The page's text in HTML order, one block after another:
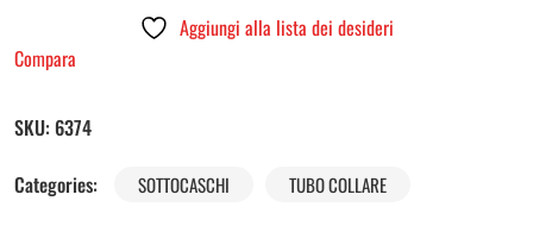
Aggiungi alla lista dei desideri
Compara
SKU: 6374
Categories:
SOTTOCASCHI TUBO COLLARE